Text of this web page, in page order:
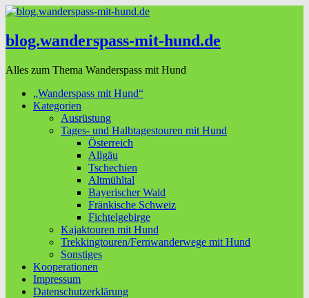
blog.wanderspass-mit-hund.de
Alles zum Thema Wanderspass mit Hund
„Wanderspass mit Hund“
Kategorien
Ausrüstung
Tages- und Halbtagestouren mit Hund
Österreich
Allgäu
Tschechien
Altmühltal
Bayerischer Wald
Fränkische Schweiz
Fichtelgebirge
Kajaktouren mit Hund
Trekkingtouren/Fernwanderwege mit Hund
Sonstiges
Kooperationen
Impressum
Datenschutzerklärung